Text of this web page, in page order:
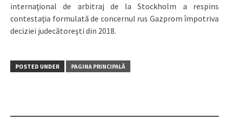
internaţional de arbitraj de la Stockholm a respins
contestaţia formulată de concernul rus Gazprom împotriva
deciziei judecătoreşti din 2018.
POSTED UNDER PAGINA PRINCIPALĂ